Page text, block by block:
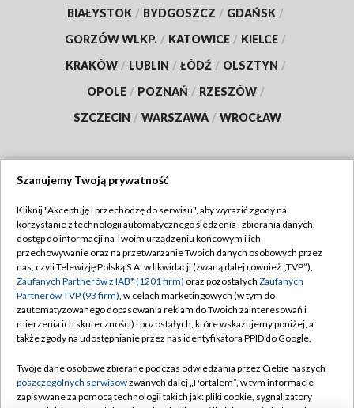
BIAŁYSTOK / BYDGOSZCZ / GDAŃSK /
GORZÓW WLKP. / KATOWICE / KIELCE /
KRAKÓW / LUBLIN / ŁÓDŹ / OLSZTYN /
OPOLE / POZNAŃ / RZESZÓW /
SZCZECIN / WARSZAWA / WROCŁAW
TVP
Abonament TVP
Emisja w TVP
Centrum informacji TVP
Naziemna Telewizja Cyfrowa
Rada Programowa
Regulamin TVP
Polityka prywatności
Moje zgody
Pomoc
Kontakt
Szanujemy Twoją prywatność
Kliknij "Akceptuję i przechodzę do serwisu", aby wyrazić zgody na
korzystanie z technologii automatycznego śledzenia i zbierania danych,
dostęp do informacji na Twoim urządzeniu końcowym i ich
przechowywanie oraz na przetwarzanie Twoich danych osobowych przez
nas, czyli Telewizję Polską S.A. w likwidacji (zwaną dalej również „TVP”),
Zaufanych Partnerów z IAB* (1201 firm) oraz pozostałych Zaufanych
Partnerów TVP (93 firm), w celach marketingowych (w tym do
zautomatyzowanego dopasowania reklam do Twoich zainteresowań i
mierzenia ich skuteczności) i pozostałych, które wskazujemy poniżej, a
także zgody na udostępnianie przez nas identyfikatora PPID do Google.
Twoje dane osobowe zbierane podczas odwiedzania przez Ciebie naszych
poszczególnych serwisówzwanych dalej „Portalem”, w tym informacje
zapisywane za pomocą technologii takich jak: pliki cookie, sygnalizatory